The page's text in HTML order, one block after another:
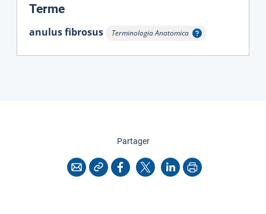
Terme:
anulus fibrosus Terminologia Anatomica
Afficher l'infobulle
Partagercette page
CourrielCopier l'adresse
Facebook
X LinkedInImprimer